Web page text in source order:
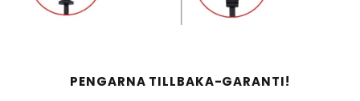
PENGARNA TILLBAKA-GARANTI!